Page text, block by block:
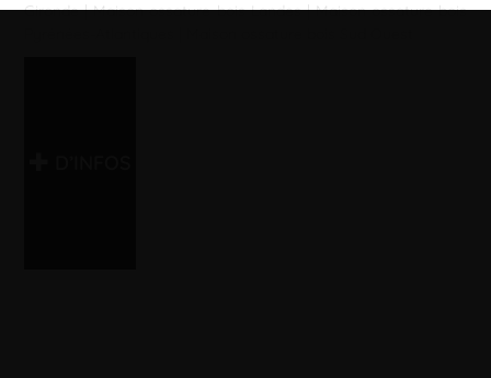
Gironde|Maison ossature bois Landes|Maison ossature bois